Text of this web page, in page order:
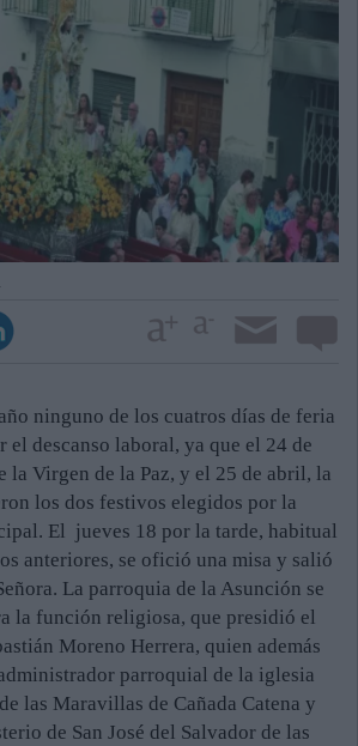
ninguno de los cuatros días de feria
el descanso laboral, ya que el 24 de
la Virgen de la Paz, y el 25 de abril, la
los dos festivos elegidos por la
El jueves 18 por la tarde, habitual
anteriores, se ofició una misa y salió
La parroquia de la Asunción se
la función religiosa, que presidió el
Moreno Herrera, quien además
parroquial de la iglesia
las Maravillas de Cañada Catena y
de San José del Salvador de las